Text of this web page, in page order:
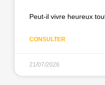
Peut-il vivre heureux
CONSULTER
21/07/2026